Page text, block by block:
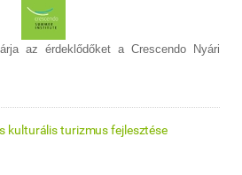
az érdeklődőket a Crescendo Nyári
kulturális turizmus fejlesztése